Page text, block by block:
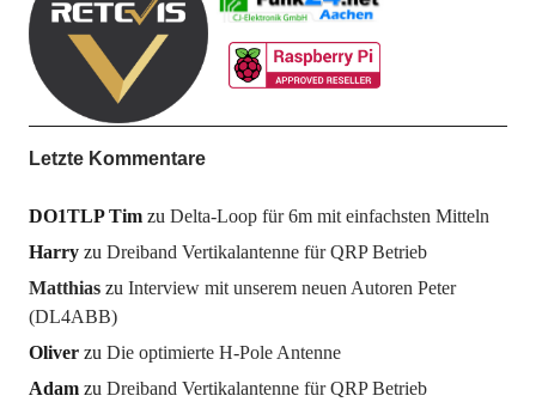
Letzte Kommentare
DO1TLP Timzu Delta-Loop für 6m mit einfachsten Mitteln
Harryzu Dreiband Vertikalantenne für QRP Betrieb
Matthiaszu Interview mit unserem neuen Autoren Peter
(DL4ABB)
Oliverzu Die optimierte H-Pole Antenne
Adamzu Dreiband Vertikalantenne für QRP Betrieb